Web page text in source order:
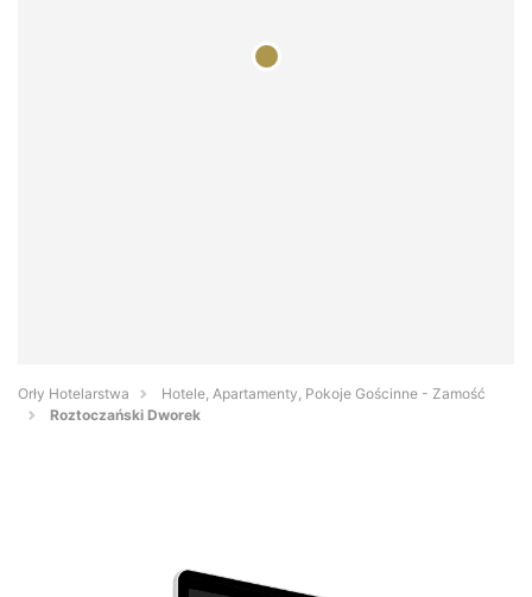
Orły Hotelarstwa
Hotele, Apartamenty, Pokoje Gościnne - Zamość
Roztoczański Dworek